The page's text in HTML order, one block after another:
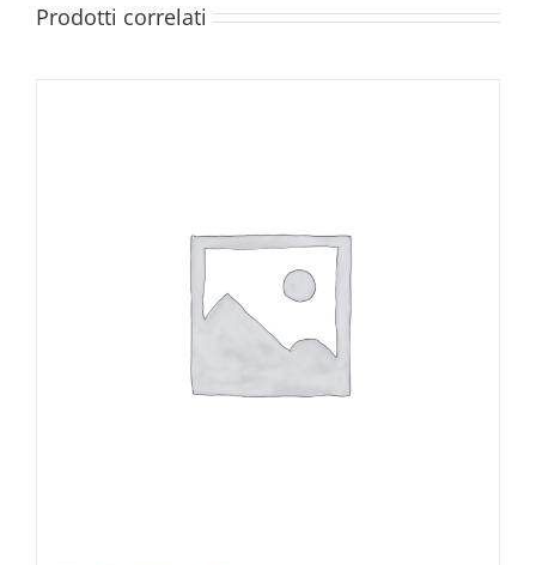
Prodotti correlati